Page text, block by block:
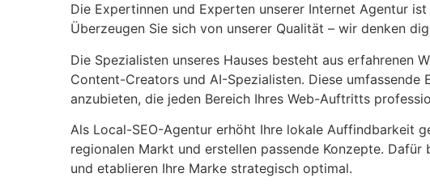
Die Expertinnen und Experten unserer Internet Agentur
Überzeugen Sie sich von unserer Qualität – wir denken
Die Spezialisten unseres Hauses besteht aus erfahrenen
Content-Creators und AI-Spezialisten. Diese
anzubieten, die jeden Bereich Ihres Web-Auftritts
Als Local-SEO-Agentur erhöht Ihre lokale Auffindbarkeit
regionalen Markt und erstellen passende Konzepte.
und etablieren Ihre Marke strategisch optimal.